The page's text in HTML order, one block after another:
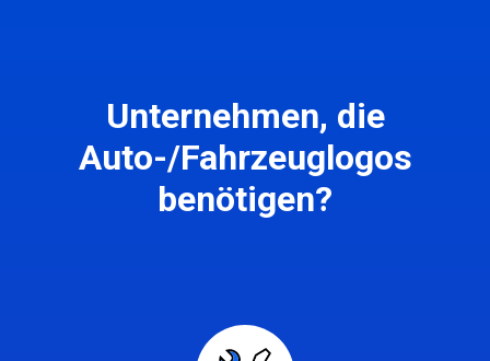
Unternehmen, die
Auto-/Fahrzeuglogos
benötigen?